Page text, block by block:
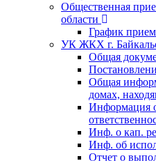
Общественная
области
График
УК ЖКХ г.
Общая
Общая
домах,
Информация
Инф. о кап.
Инф. об
Отчет о